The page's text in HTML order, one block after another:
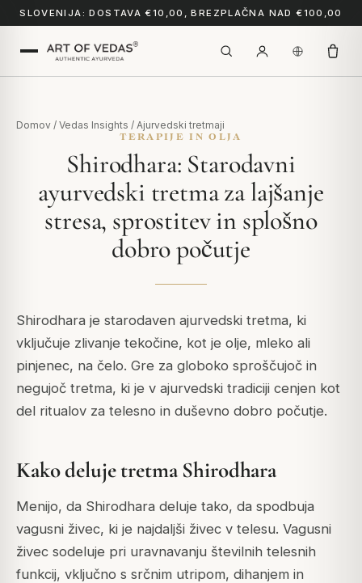
SLOVENIJA: DOSTAVA €10,00, BREZPLAČNA NAD €100,00
Domov / Vedas Insights / Ajurvedski tretmaji
TERAPIJE IN OLJA
Shirodhara: Starodavni
ayurvedski tretma za lajšanje
stresa, sprostitev in splošno
dobro počutje
Shirodhara je starodaven ajurvedski tretma, ki
vključuje zlivanje tekočine, kot je olje, mleko ali
pinjenec, na čelo. Gre za globoko sproščujoč in
negujoč tretma, ki je v ajurvedski tradiciji cenjen kot
del ritualov za telesno in duševno dobro počutje.
Kako deluje tretma Shirodhara
Menijo, da Shirodhara deluje tako, da spodbuja
vagusni živec, ki je najdaljši živec v telesu. Vagusni
živec sodeluje pri uravnavanju številnih telesnih
funkcij, vključno s srčnim utripom, dihanjem in